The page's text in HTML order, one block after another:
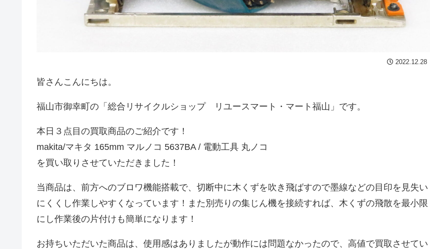
2022.12.28
皆さんこんにちは。
福山市御幸町の「総合リサイクルショップ リユースマート・マート福山」です。
本日３点目の買取商品のご紹介です！
makita/マキタ 165mm マルノコ 5637BA / 電動工具 丸ノコ
を買い取りさせていただきました！
当商品は、前方へのブロワ機能搭載で、切断中に木くずを吹き飛ばすので墨線などの目印を見失い
にくくし作業しやすくなっています！また別売りの集じん機を接続すれば、木くずの飛散を最小限
にし作業後の片付けも簡単になります！
お持ちいただいた商品は、使用感はありましたが動作には問題なかったので、高値で買取させてい